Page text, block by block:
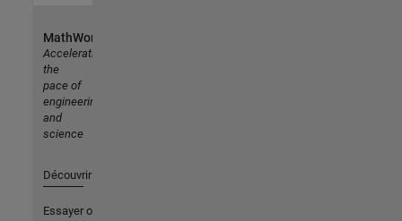
MathWorks
Accelerating
the
pace of
engineering
and
science
Découvrir les produits
Essayer ou acheter